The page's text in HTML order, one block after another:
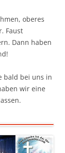
oberes
Faust
Dann haben
bald bei uns in
wir eine